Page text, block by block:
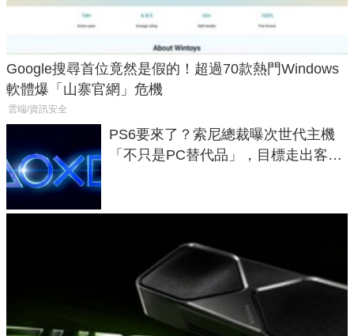
Google搜尋首位竟然是假的！超過70款熱門Windows
軟體爆「山寨官網」危機
雲端/資訊安全
PS6要來了？索尼總裁曝次世代主機
「不只是PC替代品」，目標走出客